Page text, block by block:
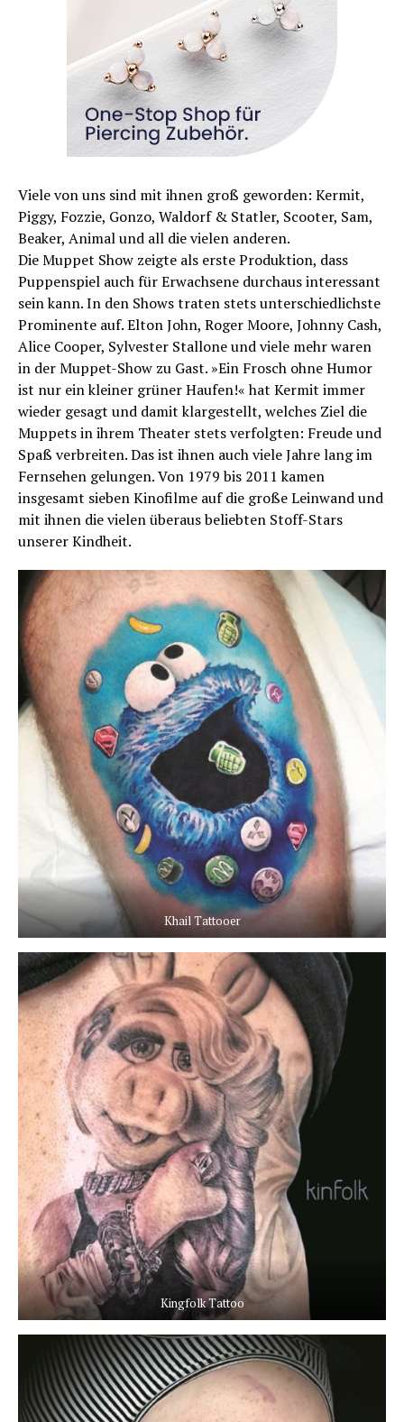
Viele von uns sind mit ihnen groß geworden: Kermit,
Piggy, Fozzie, Gonzo, Waldorf & Statler, Scooter, Sam,
Beaker, Animal und all die vielen anderen.
Die Muppet Show zeigte als erste Produktion, dass
Puppenspiel auch für Erwachsene durchaus interessant
sein kann. In den Shows traten stets unterschiedlichste
Prominente auf. Elton John, Roger Moore, Johnny Cash,
Alice Cooper, Sylvester Stallone und viele mehr waren
in der Muppet-Show zu Gast. »Ein Frosch ohne Humor
ist nur ein kleiner grüner Haufen!« hat Kermit immer
wieder gesagt und damit klargestellt, welches Ziel die
Muppets in ihrem Theater stets verfolgten: Freude und
Spaß verbreiten. Das ist ihnen auch viele Jahre lang im
Fernsehen gelungen. Von 1979 bis 2011 kamen
insgesamt sieben Kinofilme auf die große Leinwand und
mit ihnen die vielen überaus beliebten Stoff-Stars
unserer Kindheit.
Khail Tattooer
Kingfolk Tattoo